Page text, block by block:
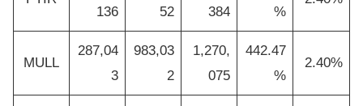
136
52
384
%
MULL
287,04
3
983,03
2
1,270,
075
442.47
%
2.40%